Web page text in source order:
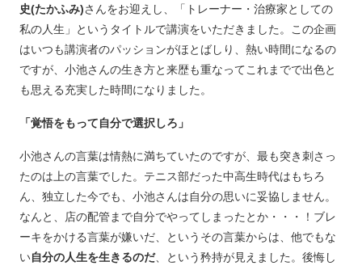
史(たかふみ)さんをお迎えし、「トレーナー・治療家としての
私の人生」というタイトルで講演をいただきました。この企画
はいつも講演者のパッションがほとばしり、熱い時間になるの
ですが、小池さんの生き方と来歴も重なってこれまでで出色と
も思える充実した時間になりました。
「覚悟をもって自分で選択しろ」
小池さんの言葉は情熱に満ちていたのですが、最も突き刺さっ
たのは上の言葉でした。テニス部だった中高生時代はもちろ
ん、独立した今でも、小池さんは自分の思いに妥協しません。
なんと、店の配管まで自分でやってしまったとか・・・！ブレ
ーキをかける言葉が嫌いだ、というその言葉からは、他でもな
い自分の人生を生きるのだ、という矜持が見えました。後悔し